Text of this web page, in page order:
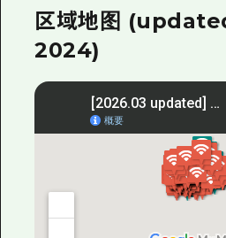
历史·文化
自然
短途旅行
一日游
1晚2天
2晚3天
岛根
行李寄存和运
广岛免费无线上
面向外国游客
志愿者指南
区域地图
2024)